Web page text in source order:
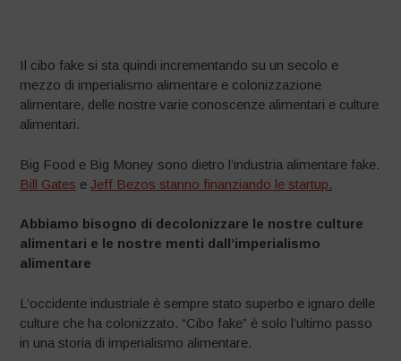
Il cibo fake si sta quindi incrementando su un secolo e
mezzo di imperialismo alimentare e colonizzazione
alimentare, delle nostre varie conoscenze alimentari e culture
alimentari.
Big Food e Big Money sono dietro l’industria alimentare fake.
Bill Gates eJeff Bezos stanno finanziando le startup.
Abbiamo bisogno di decolonizzare le nostre culture
alimentari e le nostre menti dall’imperialismo
alimentare
L’occidente industriale è sempre stato superbo e ignaro delle
culture che ha colonizzato. “Cibo fake” è solo l’ultimo passo
in una storia di imperialismo alimentare.